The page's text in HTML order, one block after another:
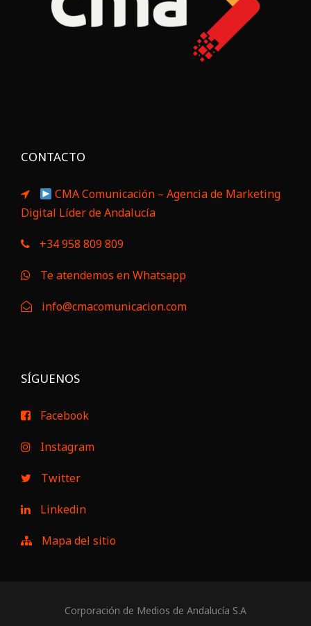
CONTACTO
CMA Comunicación – Agencia de Marketing
Digital Líder de Andalucía
+34 958 809 809
Te atendemos en Whatsapp
info@cmacomunicacion.com
SÍGUENOS
Facebook
Instagram
Twitter
Linkedin
Mapa del sitio
Corporación de Medios de Andalucía S.A